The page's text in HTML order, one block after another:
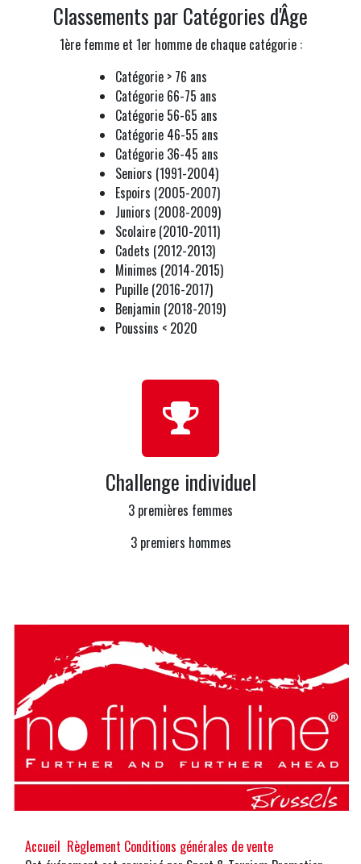
Classements par Catégories d'Âge
1ère femme et 1er homme de chaque catégorie :
Catégorie > 76 ans
Catégorie 66-75 ans
Catégorie 56-65 ans
Catégorie 46-55 ans
Catégorie 36-45 ans
Seniors (1991-2004)
Espoirs (2005-2007)
Juniors (2008-2009)
Scolaire (2010-2011)
Cadets (2012-2013)
Minimes (2014-2015)
Pupille (2016-2017)
Benjamin (2018-2019)
Poussins < 2020
Challenge individuel
3 premières femmes
3 premiers hommes
Accueil Règlement Conditions générales de vente